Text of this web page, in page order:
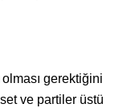
gerektiğini
ve partiler üstü